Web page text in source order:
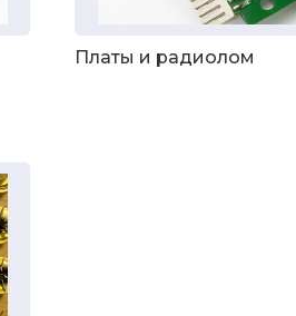
Платы и радиолом